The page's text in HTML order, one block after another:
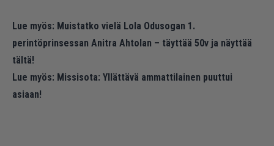
Lue myös: Muistatko vielä Lola Odusogan 1.
perintöprinsessan Anitra Ahtolan – täyttää 50v ja näyttää
tältä!
Lue myös: Missisota: Yllättävä ammattilainen puuttui
asiaan!